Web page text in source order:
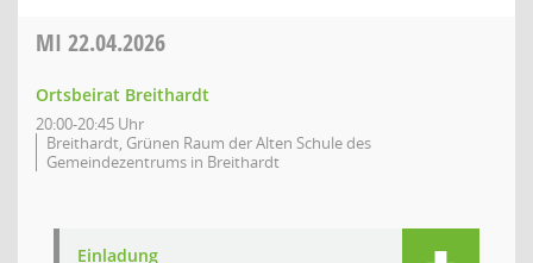
MI 22.04.2026
Ortsbeirat Breithardt
20:00-20:45 Uhr
Breithardt, Grünen Raum der Alten Schule des
Gemeindezentrums in Breithardt
Einladung